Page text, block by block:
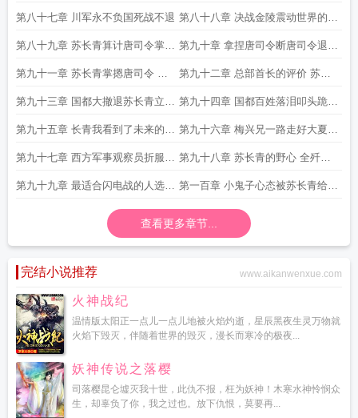
恶人自有恶人磨 脚底抹油开始跑路
第八十七章 川军永不负国死战不退 第八十八章 决战金陵震动世界的大
夏军人血性
第八十九章 苏长青算计唐司令掌控
国都大局
第九十章 拿捏唐司令断唐司令退路
掌控国都守备军
第九十一章 苏长青掌摁唐司令 现
在我们可以好好谈谈了
第九十二章 总部首长的评价 苏长
青同志是大闹天宫的孙猴子
第九十三章 国都大撤退苏长青立誓
守住国都两周
第九十四章 国都百姓落泪叩头跪谢
战士们活着回来
第九十五章 长青我看到了未来的大
夏国富民强
第九十六章 梅兴兄一路走好大夏有
你幸甚
第九十七章 西方军事观察员折服
夏国军人是世界上最好的军人
第九十八章 苏长青的野心 全歼鬼
子第六师团
第九十九章 最适合闪电战的人选苏 第一百章 小鬼子心态被苏长青给打
崩了鬼子三换主帅
查看更多章节...
完结小说推荐 www.aikanwenxue.com
火神战纪
温情版太阳正一点儿一点儿地被火焰灼逝，星辰黑夜生灵万物就
火焰下毁灭，伴随着世界的毁灭，漫长而寒冷的极夜...
妖神传说之落樱
司落樱昆仑墟灭我十世，此仇不报，枉为妖神！木寒水神怜悯众
生，却辜负了你，我之过也。放下仇恨，莫要再...